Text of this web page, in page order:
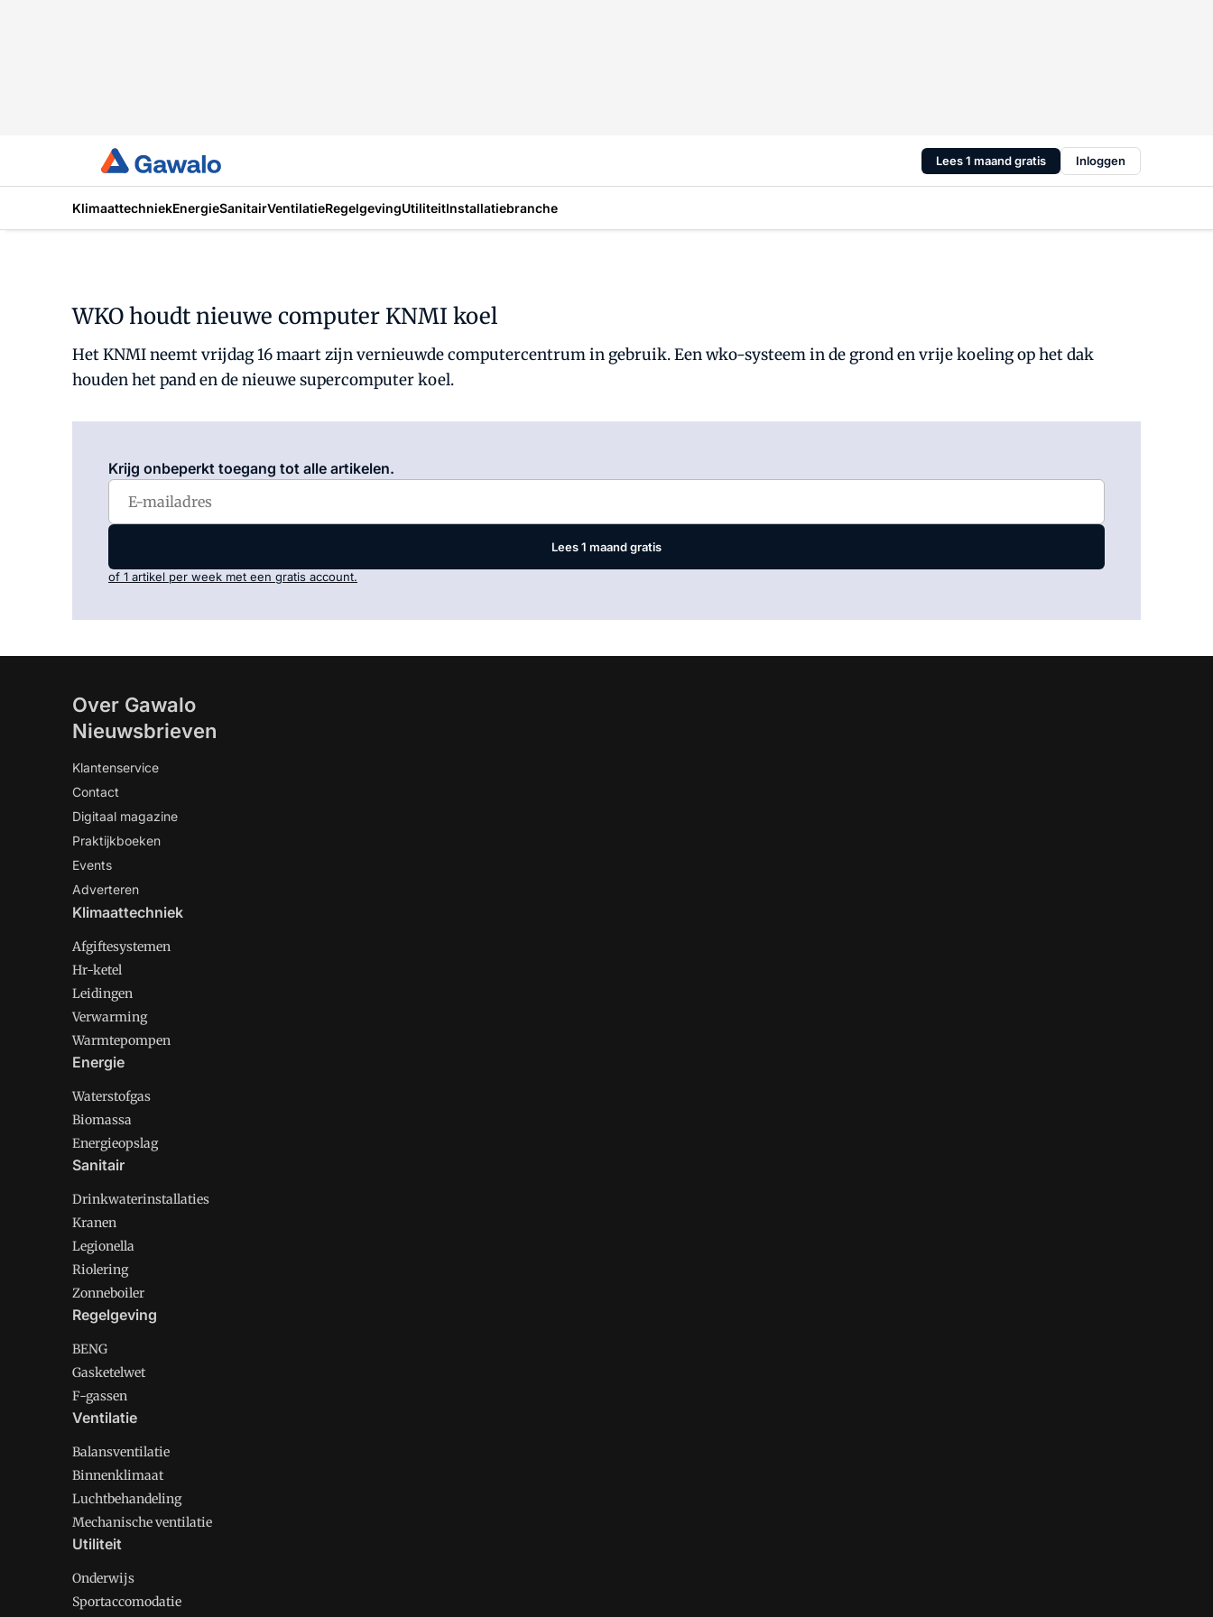
Lees 1 maand gratis Inloggen
KlimaattechniekEnergieSanitairVentilatieRegelgevingUtiliteitInstallatiebranche
WKO houdt nieuwe computer KNMI koel
Het KNMI neemt vrijdag 16 maart zijn vernieuwde computercentrum in gebruik. Een wko-systeem in de grond en vrije koeling op het dak
houden het pand en de nieuwe supercomputer koel.
Krijg onbeperkt toegang tot alle artikelen.
Lees 1 maand gratis
of 1 artikel per week met een gratis account.
Over Gawalo
Nieuwsbrieven
Klantenservice
Contact
Digitaal magazine
Praktijkboeken
Events
Adverteren
Klimaattechniek
Afgiftesystemen
Hr-ketel
Leidingen
Verwarming
Warmtepompen
Energie
Waterstofgas
Biomassa
Energieopslag
Sanitair
Drinkwaterinstallaties
Kranen
Legionella
Riolering
Zonneboiler
Regelgeving
BENG
Gasketelwet
F-gassen
Ventilatie
Balansventilatie
Binnenklimaat
Luchtbehandeling
Mechanische ventilatie
Utiliteit
Onderwijs
Sportaccomodatie